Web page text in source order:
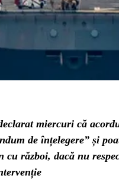
miercuri că
de înțelegere” și
cu război, dacă nu